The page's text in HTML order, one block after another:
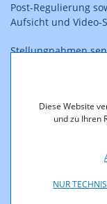
Diese Website
und zu Ihren
NUR
Post-Regulierung
Aufsicht und Video-
Stellungnahmen
„Stellungnahme
Rundfunk und
Mariahilfer Straße